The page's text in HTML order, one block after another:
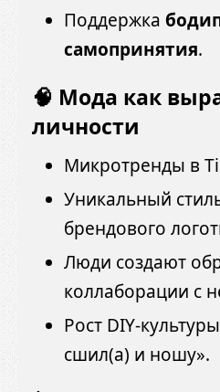
Поддержка
самопринятия.
🧠 Мода как
личности
Микротренды в
Уникальный
брендового
Люди создают
коллаборации с
Рост DIY-
сшил(а) и ношу».